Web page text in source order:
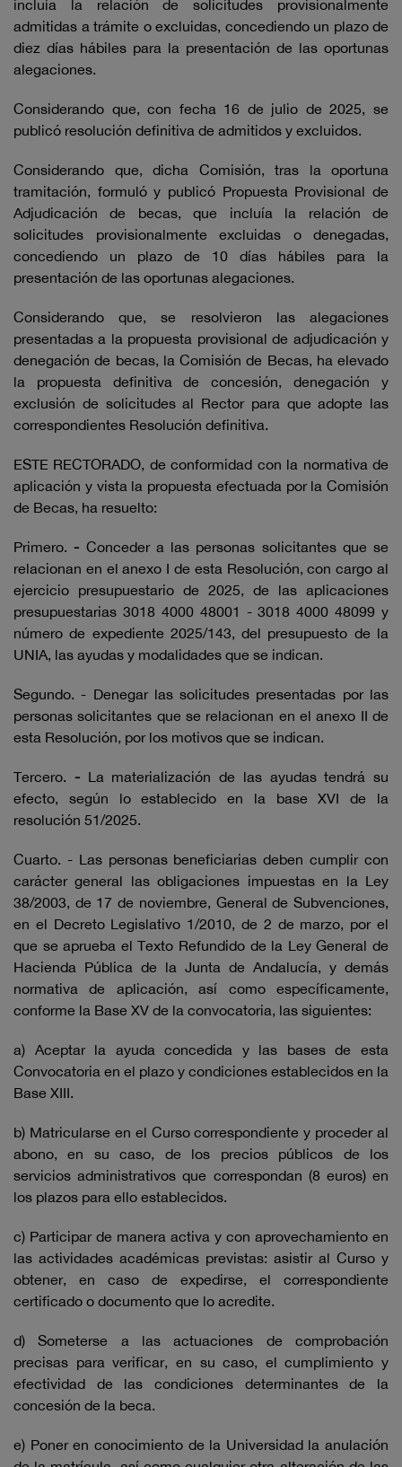
incluía la relación de solicitudes provisionalmente
admitidas a trámite o excluidas, concediendo un plazo de
diez días hábiles para la presentación de las oportunas
alegaciones.
Considerando que, con fecha 16 de julio de 2025, se
publicó resolución definitiva de admitidos y excluidos.
Considerando que, dicha Comisión, tras la oportuna
tramitación, formuló y publicó Propuesta Provisional de
Adjudicación de becas, que incluía la relación de
solicitudes provisionalmente excluidas o denegadas,
concediendo un plazo de 10 días hábiles para la
presentación de las oportunas alegaciones.
Considerando que, se resolvieron las alegaciones
presentadas a la propuesta provisional de adjudicación y
denegación de becas, la Comisión de Becas, ha elevado
la propuesta definitiva de concesión, denegación y
exclusión de solicitudes al Rector para que adopte las
correspondientes Resolución definitiva.
ESTE RECTORADO, de conformidad con la normativa de
aplicación y vista la propuesta efectuada por la Comisión
de Becas, ha resuelto:
Primero.- Conceder a las personas solicitantes que se
relacionan en el anexo I de esta Resolución, con cargo al
ejercicio presupuestario de 2025, de las aplicaciones
presupuestarias 3018 4000 48001 - 3018 4000 48099 y
número de expediente 2025/143, del presupuesto de la
UNIA, las ayudas y modalidades que se indican.
Segundo. - Denegar las solicitudes presentadas por las
personas solicitantes que se relacionan en el anexo II de
esta Resolución, por los motivos que se indican.
Tercero. -La materialización de las ayudas tendrá su
efecto, según lo establecido en la base XVI de la
resolución 51/2025.
Cuarto. - Las personas beneficiarias deben cumplir con
carácter general las obligaciones impuestas en la Ley
38/2003, de 17 de noviembre, General de Subvenciones,
en el Decreto Legislativo 1/2010, de 2 de marzo, por el
que se aprueba el Texto Refundido de la Ley General de
Hacienda Pública de la Junta de Andalucía, y demás
normativa de aplicación, así como específicamente,
conforme la Base XV de la convocatoria, las siguientes:
a) Aceptar la ayuda concedida y las bases de esta
Convocatoria en el plazo y condiciones establecidos en la
Base XIII.
b) Matricularse en el Curso correspondiente y proceder al
abono, en su caso, de los precios públicos de los
servicios administrativos que correspondan (8 euros) en
los plazos para ello establecidos.
c) Participar de manera activa y con aprovechamiento en
las actividades académicas previstas: asistir al Curso y
obtener, en caso de expedirse, el correspondiente
certificado o documento que lo acredite.
d) Someterse a las actuaciones de comprobación
precisas para verificar, en su caso, el cumplimiento y
efectividad de las condiciones determinantes de la
concesión de la beca.
e) Poner en conocimiento de la Universidad la anulación